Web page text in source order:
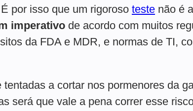
por isso que um rigoroso teste não é
imperativo de acordo com muitos
da FDA e MDR, e normas de TI,
a cortar nos pormenores da
será que vale a pena correr esse